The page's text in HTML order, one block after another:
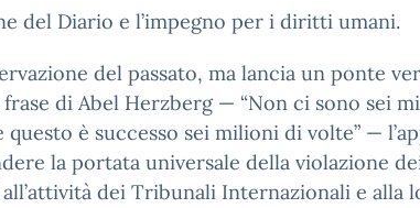
del Diario e l’impegno per i diritti umani.
del passato, ma lancia un ponte
di Abel Herzberg — “Non ci sono sei
è successo sei milioni di volte” —
la portata universale della violazione
dei Tribunali Internazionali e alla